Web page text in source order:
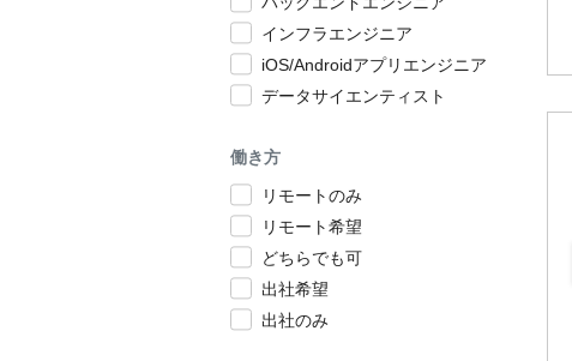
インフラエンジニア
iOS/Androidアプリエンジニア
データサイエンティスト
働き方
リモートのみ
リモート希望
どちらでも可
出社希望
出社のみ